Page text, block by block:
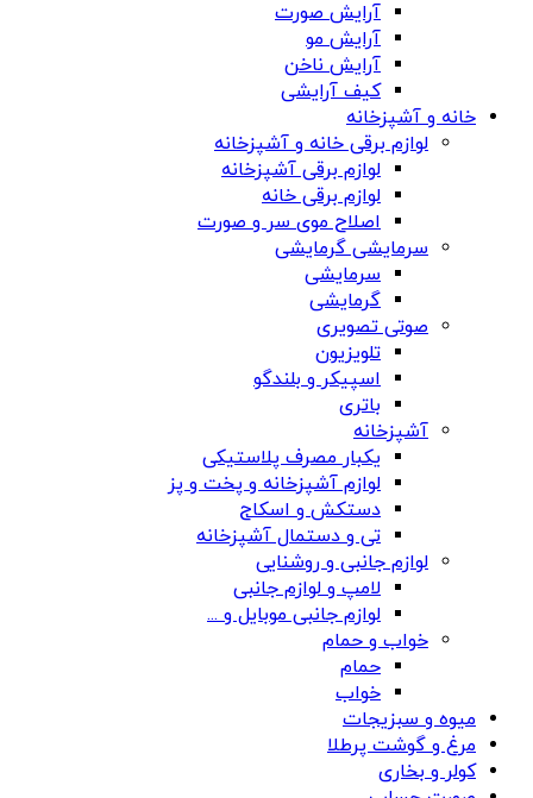
آرایش صورت
آرایش مو
آرایش ناخن
کیف آرایشی
خانه و آشپزخانه
لوازم برقی خانه و آشپزخانه
لوازم برقی آشپزخانه
لوازم برقی خانه
اصلاح موی سر و صورت
سرمایشی گرمایشی
سرمایشی
گرمایشی
صوتی تصویری
تلویزیون
اسپیکر و بلندگو
باتری
آشپزخانه
یکبار مصرف پلاستیکی
لوازم آشپزخانه و پخت و پز
دستکش و اسکاج
تی و دستمال آشپزخانه
لوازم جانبی و روشنایی
لامپ و لوازم جانبی
لوازم جانبی موبایل و ...
خواب و حمام
حمام
خواب
میوه و سبزیجات
مرغ و گوشت پرطلا
کولر و بخاری